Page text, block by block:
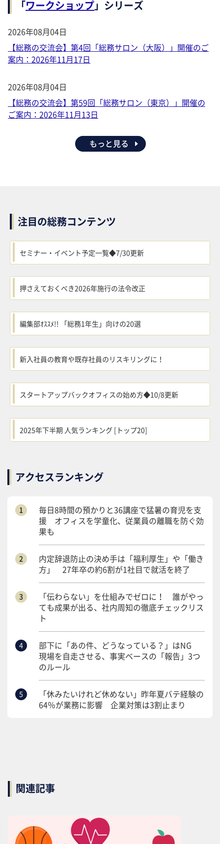
「ワークショップ」シリーズ
2026年08月04日
【総務の交流会】第4回「総務サロン（大阪）」開催のご
案内：2026年11月17日
2026年08月04日
【総務の交流会】第59回「総務サロン（東京）」開催の
ご案内：2026年11月13日
もっと見る
注目の総務コンテンツ
セミナー・イベント予定一覧◆7/30更新
押さえておくべき2026年施行の法令改正
編集部ｵｽｽﾒ!! 「総務1年生」向けの20選
新入社員の教育や既存社員のリスキリングに！
スタートアップバックオフィスの始め方◆10/8更新
2025年下半期 人気ランキング [トップ20]
アクセスランキング
毎日8時間の預かりと36講座で猛暑の育児を支
援 オフィスを学童化、従業員の離職を防ぐ効
果も
内定辞退防止の決め手は「福利厚生」や「働き
方」 27年卒の約6割が1社目で就活を終了
「伝わらない」を仕組みでゼロに！ 誰がやっ
ても成果が出る、社内周知の徹底チェックリス
ト
部下に「あの件、どうなっている？」はNG
現場を自走させる、事実ベースの「報告」3つ
のルール
「休みたいけれど休めない」昨年夏バテ経験の
64％が業務に影響 企業対策は3割止まり
関連記事